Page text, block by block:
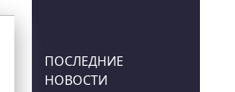
ПОСЛЕДНИЕ
НОВОСТИ